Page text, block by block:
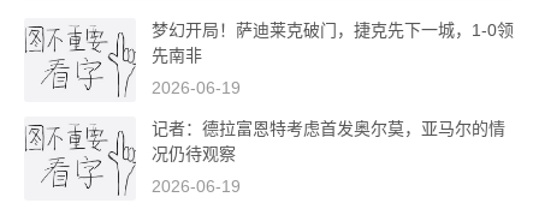
梦幻开局！萨迪莱克破门，捷克先下一城，1-0领
先南非
2026-06-19
记者：德拉富恩特考虑首发奥尔莫，亚马尔的情
况仍待观察
2026-06-19